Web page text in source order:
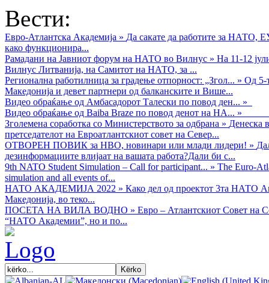
Вести:
Евро-Атлантска Академија » Да сакате да работите за НАТО,
како функционира...
Рамадани на Јавниот форум на НАТО во Вилнус » На 11-12
Вилнус Литванија, на Самитот на НАТО, за ...
Регионална работилница за градење отпорност: „Згол... » Од 5-
Македонија и девет партнери од балканските и Више...
Видео обраќањe од Амбасадорот Талески по повод ден... »
Видео обраќање од Baiba Braze по повод денот на НА... »
Зголемена соработка со Министерството за одбрана » Денеска
претседателот на Евроатлантскиот совет на Север...
ОТВОРЕН ПОВИК за НВО, новинари или млади лидери! »
дезинформациите влијаат на вашата работа?Дали би с...
9th NATO Student Simulation – Call for participant... » The Euro-
simulation and all events of...
НАТО АКАДЕМИЈА 2022 » Како дел од проектот 3та НАТО
Македонија, во теко...
ПОСЕТА НА ВИЛА ВОДНО » Евро – Атлантскиот Совет на
“НАТО Академии”, но и по...